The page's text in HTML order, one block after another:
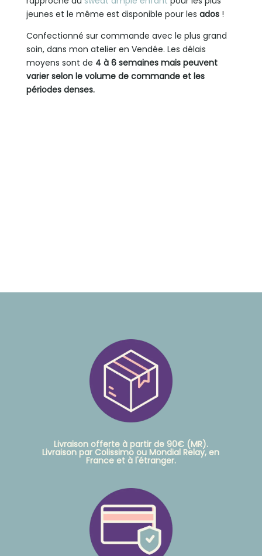
jeunes et le même est disponible pour les ados!
Confectionné sur commande avec le plus grand
soin, dans mon atelier en Vendée. Les délais
moyens sont de 4 à 6 semaines mais peuvent
varier selon le volume de commande et les
périodes denses.
Livraison offerte à partir de 90€ (MR).
Livraison par Colissimo ou Mondial Relay, en
France et à l'étranger.